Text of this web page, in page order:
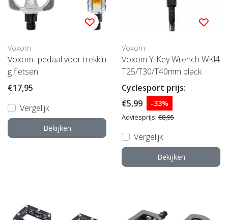
Voxom
Voxom- pedaal voor trekkin
g fietsen
€17,95
Vergelijk
Bekijken
Voxom
Voxom Y-Key Wrench WKl4
T25/T30/T40mm black
Cyclesport prijs:
€5,99
-33%
Adviesprijs: €8,95
Vergelijk
Bekijken